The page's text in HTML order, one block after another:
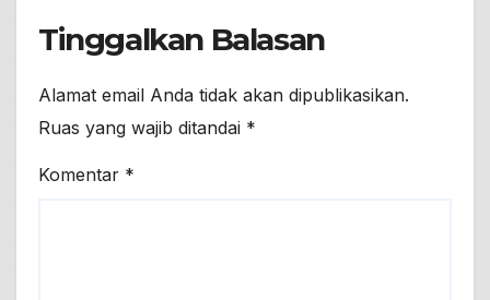
Tinggalkan Balasan
Alamat email Anda tidak akan dipublikasikan.
Ruas yang wajib ditandai *
Komentar *